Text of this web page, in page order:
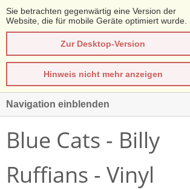
Sie betrachten gegenwärtig eine Version der
Website, die für mobile Geräte optimiert wurde.
Zur Desktop-Version
Hinweis nicht mehr anzeigen
Navigation einblenden
Blue Cats - Billy
Ruffians - Vinyl